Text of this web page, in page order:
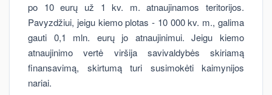
po 10 eurų už 1 kv. m. atnaujinamos teritorijos.
Pavyzdžiui, jeigu kiemo plotas - 10 000 kv. m., galima
gauti 0,1 mln. eurų jo atnaujinimui. Jeigu kiemo
atnaujinimo vertė viršija savivaldybės skiriamą
finansavimą, skirtumą turi susimokėti kaimynijos
nariai.